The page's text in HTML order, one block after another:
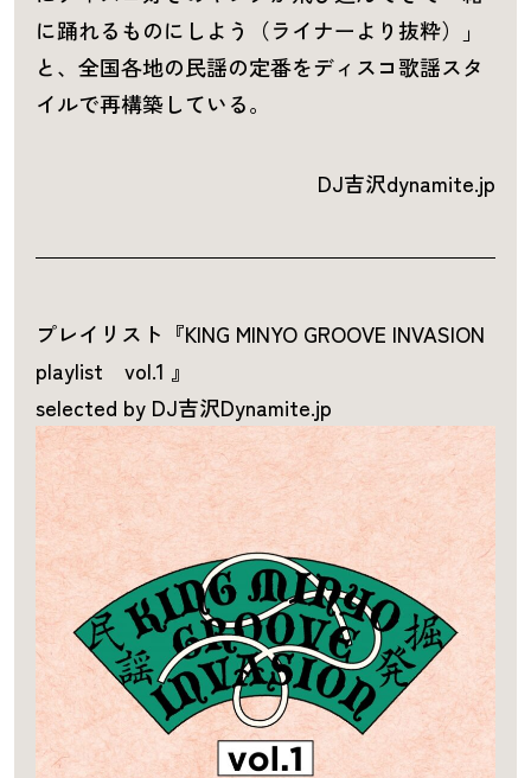
に踊れるものにしよう（ライナーより抜粋）」
と、全国各地の民謡の定番をディスコ歌謡スタ
イルで再構築している。
DJ吉沢dynamite.jp
プレイリスト『KING MINYO GROOVE INVASION
playlist vol.1 』
selected by DJ吉沢Dynamite.jp